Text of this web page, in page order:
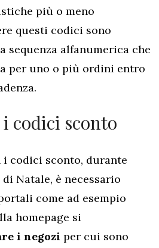
più o meno
questi codici sono
sequenza alfanumerica che
per uno o più ordini entro
codici sconto
codici sconto, durante
Natale, è necessario
come ad esempio
homepage si
i negozi per cui sono